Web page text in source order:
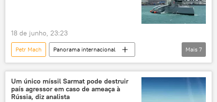
18 de junho, 23:23
Petr Mach
Panorama internacional
Américas
Defesa
Marinha dos EUA
Lockheed Martin
Ministério da Defesa
Zircon
complexo de mísseis
Mais 7
Um único míssil Sarmat pode destruir
país agressor em caso de ameaça à
Rússia, diz analista